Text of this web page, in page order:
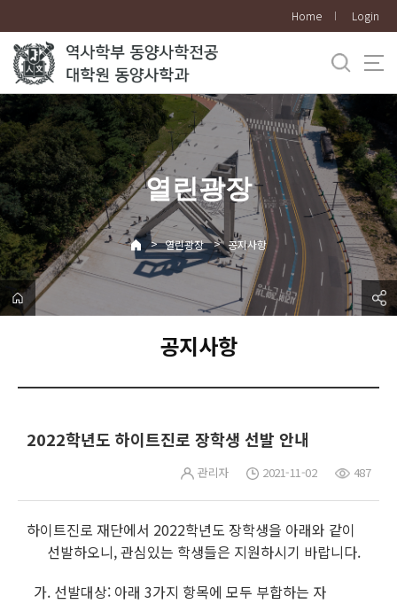
로
메
뉴
Home Login
열린광장
> 열린광장 > 공지사항
공지사항
2022학년도 하이트진로 장학생 선발 안내
관리자 2021-11-02 487
하이트진로 재단에서 2022학년도 장학생을 아래와 같이
선발하오니, 관심있는 학생들은 지원하시기 바랍니다.
가. 선발대상: 아래 3가지 항목에 모두 부합하는 자